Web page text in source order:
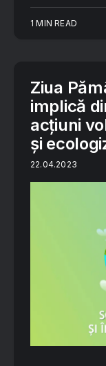
1 MIN READ
Ziua
implică
acțiuni
și
22.04.2023